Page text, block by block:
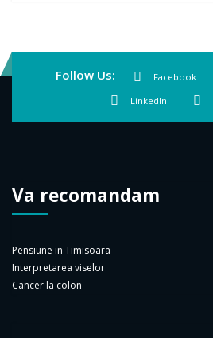
Follow Us: Facebook
LinkedIn
Va recomandam
Pensiune in Timisoara
Interpretarea viselor
Cancer la colon